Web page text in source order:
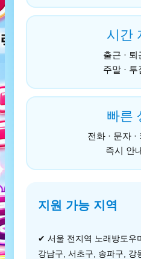
시간
출근 · 퇴
주말 · 투
빠른
전화 · 문자 ·
즉시 안
지원 가능 지역
✔ 서울 전지역 노래방도우
강남구, 서초구, 송파구, 강